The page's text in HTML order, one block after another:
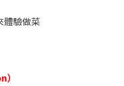
體驗做菜